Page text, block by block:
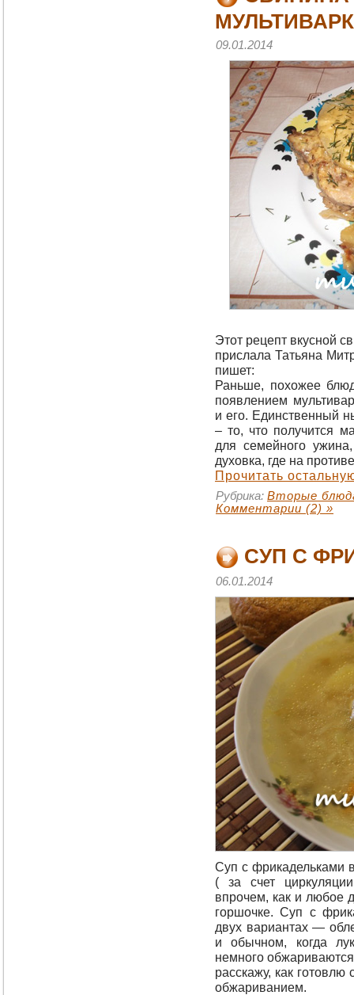
09.01.2014
Этот рецепт вкусной
прислала Татьяна
пишет:
Раньше, похожее
появлением
и его. Единственный
– то, что получится
для семейного
духовка, где на
Прочитать
Рубрика: Вторые
Комментарии (2) »
СУП С
06.01.2014
Суп с фрикадельками
( за счет
впрочем, как и любое
горшочке. Суп с
двух вариантах —
и обычном, когда
немного
расскажу, как
обжариванием.